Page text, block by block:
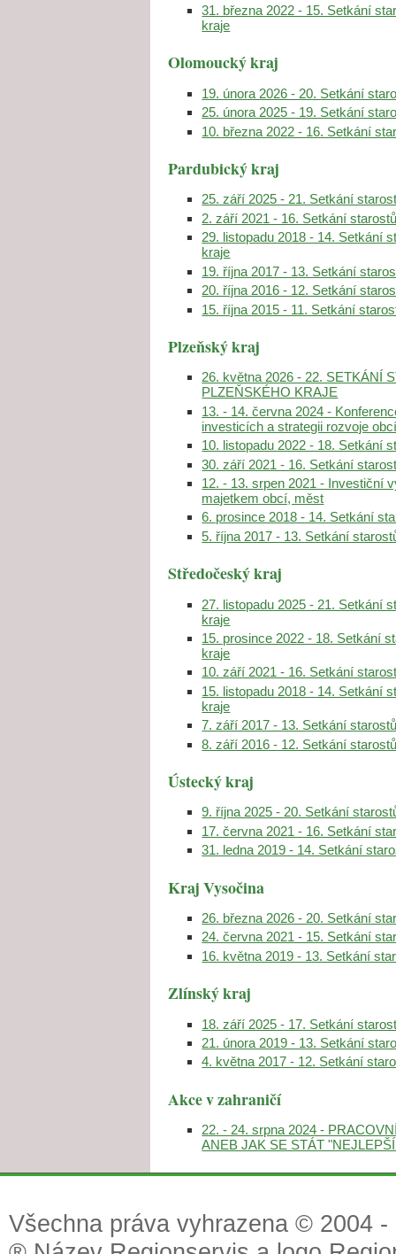
31. března 2022 - 15. Setkání
kraje
Olomoucký kraj
19. února 2026 - 20. Setkání
25. února 2025 - 19. Setkání
10. března 2022 - 16. Setkání
Pardubický kraj
25. září 2025 - 21. Setkání
2. září 2021 - 16. Setkání
29. listopadu 2018 - 14. Setkání
kraje
19. října 2017 - 13. Setkání
20. října 2016 - 12. Setkání
15. října 2015 - 11. Setkání
Plzeňský kraj
26. května 2026 - 22. SETKÁNÍ
PLZEŇSKÉHO KRAJE
13. - 14. června 2024 -
investicích a strategii rozvoje
10. listopadu 2022 - 18. Setkání
30. září 2021 - 16. Setkání
12. - 13. srpen 2021 - Investiční
majetkem obcí, měst
6. prosince 2018 - 14. Setkání
5. října 2017 - 13. Setkání
Středočeský kraj
27. listopadu 2025 - 21. Setkání
kraje
15. prosince 2022 - 18. Setkání
kraje
10. září 2021 - 16. Setkání
15. listopadu 2018 - 14. Setkání
kraje
7. září 2017 - 13. Setkání
8. září 2016 - 12. Setkání
Ústecký kraj
9. října 2025 - 20. Setkání
17. června 2021 - 16. Setkání
31. ledna 2019 - 14. Setkání
Kraj Vysočina
26. března 2026 - 20. Setkání
24. června 2021 - 15. Setkání
16. května 2019 - 13. Setkání
Zlínský kraj
18. září 2025 - 17. Setkání
21. února 2019 - 13. Setkání
4. května 2017 - 12. Setkání
Akce v zahraničí
22. - 24. srpna 2024 -
ANEB JAK SE STÁT
Všechna práva vyhrazena © 2004